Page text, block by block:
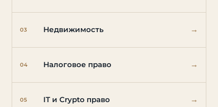
03 Недвижимость →
04 Налоговое право →
05 IT и Crypto право →